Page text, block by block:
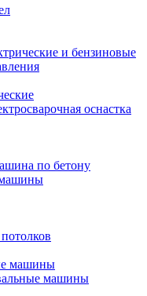
и бензиновые
оснастка
по бетону
машины
машины